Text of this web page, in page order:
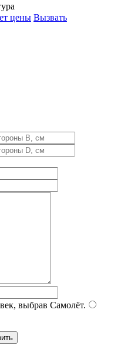
цены Вызвать
выбрав Самолёт.